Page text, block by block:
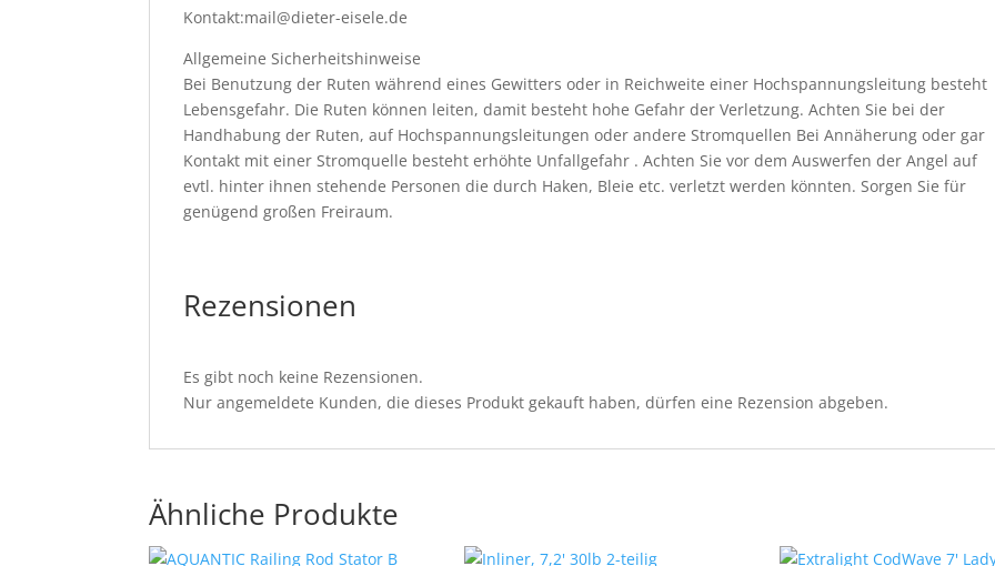
Kontakt:mail@dieter-eisele.de
Allgemeine Sicherheitshinweise
Bei Benutzung der Ruten während eines Gewitters oder in Reichweite einer Hochspannungsleitung besteht
Lebensgefahr. Die Ruten können leiten, damit besteht hohe Gefahr der Verletzung. Achten Sie bei der
Handhabung der Ruten, auf Hochspannungsleitungen oder andere Stromquellen Bei Annäherung oder gar
Kontakt mit einer Stromquelle besteht erhöhte Unfallgefahr . Achten Sie vor dem Auswerfen der Angel auf
evtl. hinter ihnen stehende Personen die durch Haken, Bleie etc. verletzt werden könnten. Sorgen Sie für
genügend großen Freiraum.
Rezensionen
Es gibt noch keine Rezensionen.
Nur angemeldete Kunden, die dieses Produkt gekauft haben, dürfen eine Rezension abgeben.
Ähnliche Produkte